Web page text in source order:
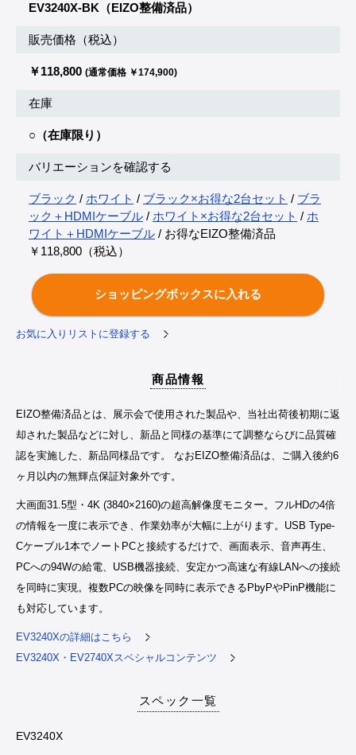
EV3240X-BK（EIZO整備済品）
販売価格（税込）
￥118,800 (通常価格 ￥174,900)
在庫
○（在庫限り）
バリエーションを確認する
ブラック / ホワイト / ブラック×お得な2台セット / ブラ
ック＋HDMIケーブル / ホワイト×お得な2台セット / ホ
ワイト＋HDMIケーブル / お得なEIZO整備済品
￥118,800（税込）
お気に入りリストに登録する
商品情報
EIZO整備済品とは、展示会で使用された製品や、当社出荷後初期に返
却された製品などに対し、新品と同様の基準にて調整ならびに品質確
認を実施した、新品同様品です。 なおEIZO整備済品は、ご購入後約6
ヶ月以内の無輝点保証対象外です。
大画面31.5型・4K (3840×2160)の超高解像度モニター。フルHDの4倍
の情報を一度に表示でき、作業効率が大幅に上がります。USB Type-
Cケーブル1本でノートPCと接続するだけで、画面表示、音声再生、
PCへの94Wの給電、USB機器接続、安定かつ高速な有線LANへの接続
を同時に実現。複数PCの映像を同時に表示できるPbyPやPinP機能に
も対応しています。
EV3240Xの詳細はこちら
EV3240X・EV2740Xスペシャルコンテンツ
スペック一覧
EV3240X